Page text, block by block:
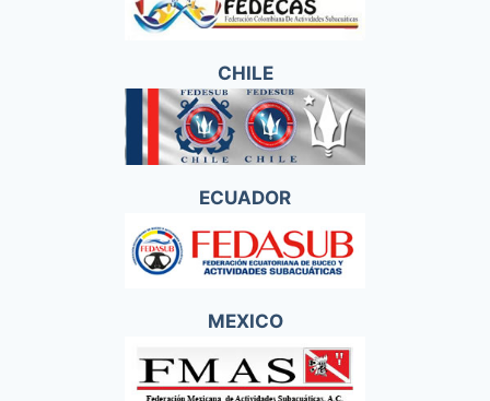
CHILE
ECUADOR
MEXICO